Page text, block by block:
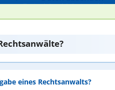
eines Rechtsanwalts?